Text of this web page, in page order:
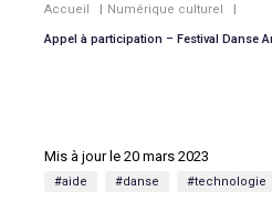
Accueil | Numérique culturel |
Appel à participation – Festival Danse
Mis à jour le 20 mars 2023
#aide #danse #technologie